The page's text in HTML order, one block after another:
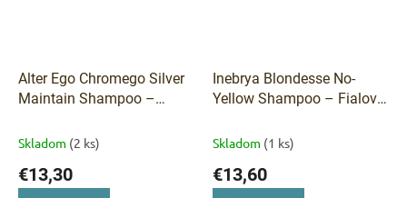
Alter Ego Chromego Silver
Maintain Shampoo –
a šedivé vlasy 300 ml
Skladom (2 ks)
€13,30
Inebrya Blondesse No-
Yellow Shampoo – Fialový
1000 ml
Skladom (1 ks)
€13,60